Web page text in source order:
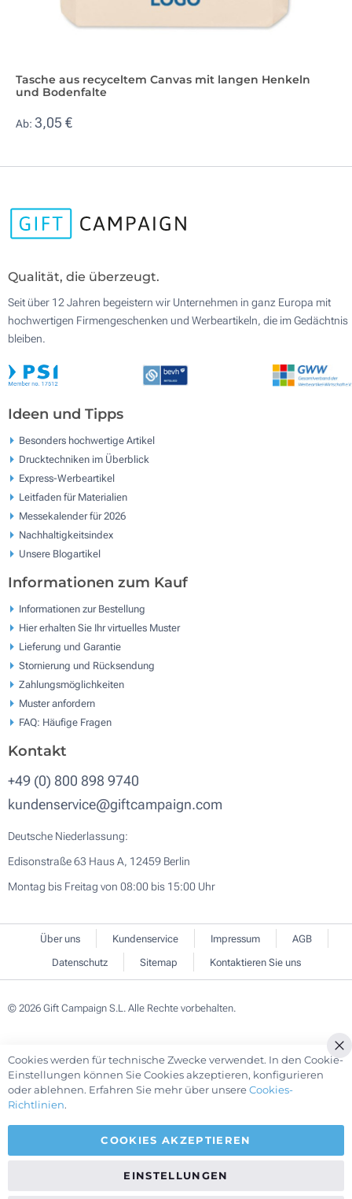
Tasche aus recyceltem Canvas mit langen Henkeln
und Bodenfalte
Ab: 3,05 €
Qualität, die überzeugt.
Seit über 12 Jahren begeistern wir Unternehmen in ganz Europa mit
hochwertigen Firmengeschenken und Werbeartikeln, die im Gedächtnis
bleiben.
Ideen und Tipps
Besonders hochwertige Artikel
Drucktechniken im Überblick
Express-Werbeartikel
Leitfaden für Materialien
Messekalender für 2026
Nachhaltigkeitsindex
Unsere Blogartikel
Informationen zum Kauf
Informationen zur Bestellung
Hier erhalten Sie Ihr virtuelles Muster
Lieferung und Garantie
Stornierung und Rücksendung
Zahlungsmöglichkeiten
Muster anfordern
FAQ: Häufige Fragen
Kontakt
+49 (0) 800 898 9740
kundenservice@giftcampaign.com
Deutsche Niederlassung:
Edisonstraße 63 Haus A, 12459 Berlin
Montag bis Freitag von 08:00 bis 15:00 Uhr
Über uns Kundenservice Impressum
AGB
Datenschutz
Sitemap Kontaktieren Sie uns
© 2026 Gift Campaign S.L. Alle Rechte vorbehalten.
Cookies werden für technische Zwecke verwendet. In den Cookie-
Einstellungen können Sie Cookies akzeptieren, konfigurieren
oder ablehnen. Erfahren Sie mehr über unsereCookies-
Richtlinien.
COOKIES AKZEPTIEREN
EINSTELLUNGEN